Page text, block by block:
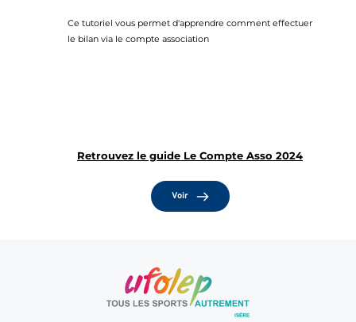
Ce tutoriel vous permet d'apprendre comment effectuer
le bilan via le compte association
Retrouvez le guide Le Compte Asso 2024
Voir